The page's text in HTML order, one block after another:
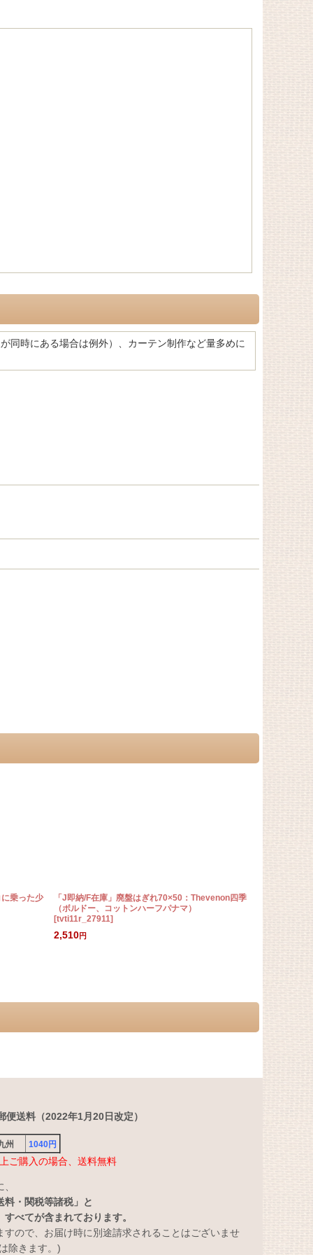
同時にある場合は例外）、カーテン制作など量多めに
乗った少
「J即納/F在庫」廃盤はぎれ70×50：Thevenon四季
（ボルドー、コットンハーフパナマ）
[tvti11r_27911]
2,510円
便送料（2022年1月20日改定）
州 1040円
ご購入の場合、送料無料
、
料・関税等諸税」と
べてが含まれております。
ので、お届け時に別途請求されることはございませ
除きます。)